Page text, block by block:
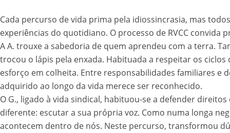
Cada percurso de vida prima pela idiossincrasia, mas
experiências do quotidiano. O processo de RVCC convida
A A. trouxe a sabedoria de quem aprendeu com a terra.
trocou o lápis pela enxada. Habituada a respeitar os
esforço em colheita. Entre responsabilidades familiares e
adquirido ao longo da vida merece ser reconhecido.
O G., ligado à vida sindical, habituou-se a defender
diferente: escutar a sua própria voz. Como numa longa
acontecem dentro de nós. Neste percurso, transformou